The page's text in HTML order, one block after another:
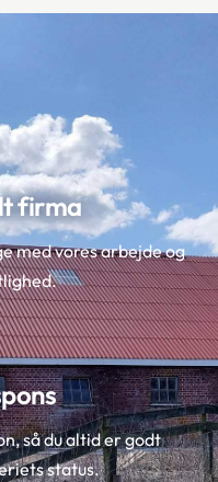
firma
med vores arbejde og
så du altid er godt
status.